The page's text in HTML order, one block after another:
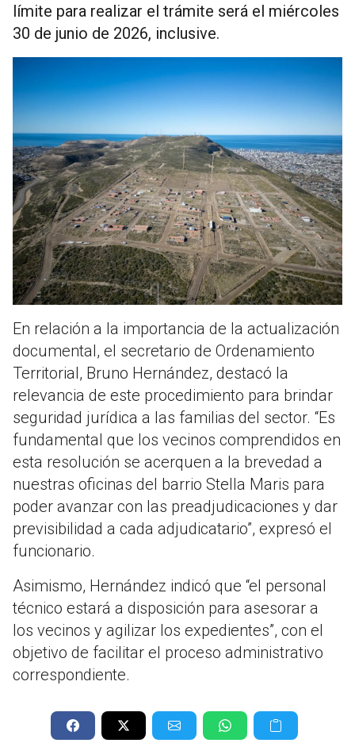
límite para realizar el trámite será el miércoles
30 de junio de 2026, inclusive.
En relación a la importancia de la actualización
documental, el secretario de Ordenamiento
Territorial, Bruno Hernández, destacó la
relevancia de este procedimiento para brindar
seguridad jurídica a las familias del sector. “Es
fundamental que los vecinos comprendidos en
esta resolución se acerquen a la brevedad a
nuestras oficinas del barrio Stella Maris para
poder avanzar con las preadjudicaciones y dar
previsibilidad a cada adjudicatario”, expresó el
funcionario.
Asimismo, Hernández indicó que “el personal
técnico estará a disposición para asesorar a
los vecinos y agilizar los expedientes”, con el
objetivo de facilitar el proceso administrativo
correspondiente.